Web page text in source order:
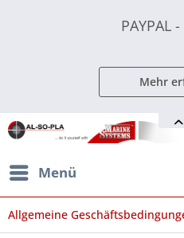
PAYPAL
Mehr
Menü
Allgemeine